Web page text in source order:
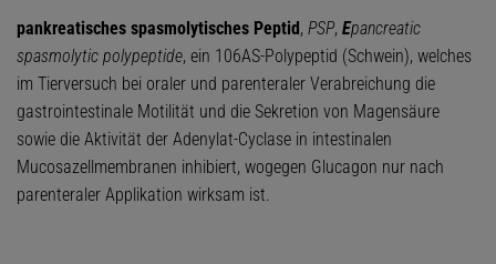
pankreatisches spasmolytisches Peptid, PSP, Epancreatic
spasmolytic polypeptide, ein 106AS-Polypeptid (Schwein), welches
im Tierversuch bei oraler und parenteraler Verabreichung die
gastrointestinale Motilität und die Sekretion von Magensäure
sowie die Aktivität der Adenylat-Cyclase in intestinalen
Mucosazellmembranen inhibiert, wogegen Glucagon nur nach
parenteraler Applikation wirksam ist.